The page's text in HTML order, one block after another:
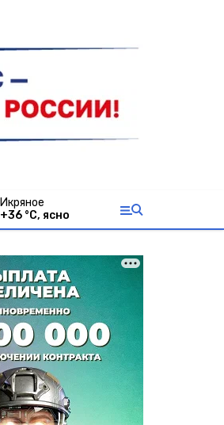
Икряное
+36 °С, ясно